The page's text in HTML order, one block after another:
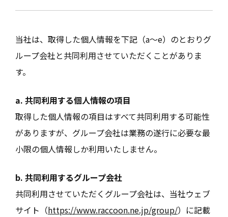
当社は、取得した個人情報を下記（a～e）のとおりグ
ループ会社と共同利用させていただくことがありま
す。
a. 共同利用する個人情報の項目
取得した個人情報の項目はすべて共同利用する可能性
がありますが、グループ会社は業務の遂行に必要な最
小限の個人情報しか利用いたしません。
b. 共同利用するグループ会社
共同利用させていただくグループ会社は、当社ウェブ
サイト（https://www.raccoon.ne.jp/group/）に記載